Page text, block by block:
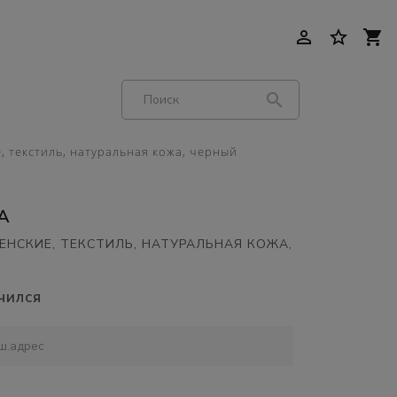
person_outline star_border shopping_cart
search
текстиль, натуральная кожа, черный
ТЕКСТИЛЬ, НАТУРАЛЬНАЯ КОЖА,